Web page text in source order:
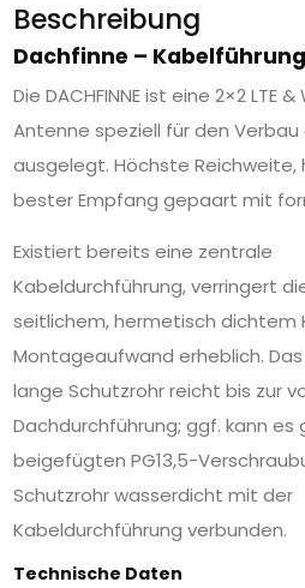
Beschreibung
Dachfinne –
Die DACHFINNE ist eine 2×2 LTE
Antenne speziell für den
ausgelegt. Höchste
bester Empfang gepaart mit
Existiert bereits eine zentrale
Kabeldurchführung, verringert die
seitlichem, hermetisch dichtem
Montageaufwand erheblich.
lange Schutzrohr reicht bis zur
Dachdurchführung; ggf. kann es
beigefügten PG13,5-
Schutzrohr wasserdicht mit der
Kabeldurchführung verbunden.
Technische Daten